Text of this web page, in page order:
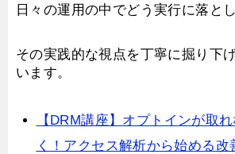
日々の運用の中でどう実行に落と
その実践的な視点を丁寧に掘り下
います。
【DRM講座】オプトインが取
く！アクセス解析から始める改